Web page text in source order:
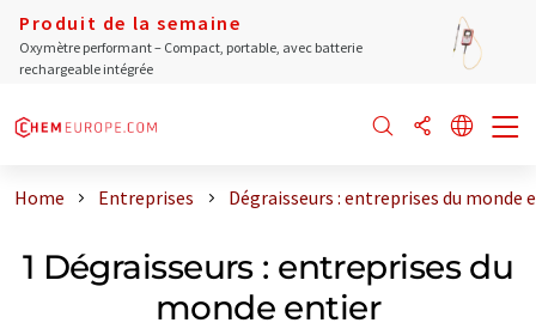
Produit de la semaine
Oxymètre performant – Compact, portable, avec batterie
rechargeable intégrée
Home Entreprises Dégraisseurs : entreprises du monde
1 Dégraisseurs : entreprises du
monde entier